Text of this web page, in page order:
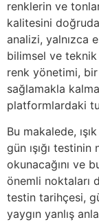
renklerin ve
kalitesini
analizi, yalnızca
bilimsel ve
renk yönetimi,
sağlamakla
platformlardaki
Bu makalede,
gün ışığı testinin
okunacağını ve
önemli noktaları
testin tarihçesi,
yaygın yanlış